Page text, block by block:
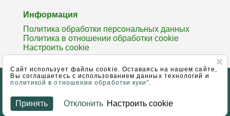
Cайт использует файлы cookie. Оставаясь на нашем сайте,
Вы соглашаетесь с использованием данных технологий и
политикой в отношении обработки куки".
Принять Отклонить Настроить cookie
Информация
Политика обработки персональных данных
Политика в отношении обработки cookie
Настроить cookie
© 2006 - 2026 Агентство недвижимости ЧУП «Гарант
успеха»
Специальное разрешение (лицензия) выдана
Министерством юстиции РБ №02240/137